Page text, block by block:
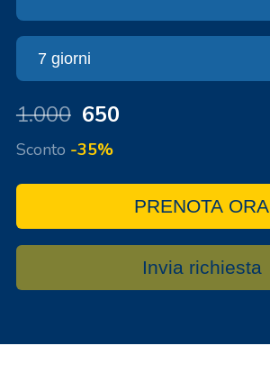
1.000 650
Sconto -35%
PRENOTA ORA
Invia richiesta